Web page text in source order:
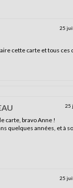
25
cette carte et tous ces
25
carte, bravo Anne !
quelques années, et à
25